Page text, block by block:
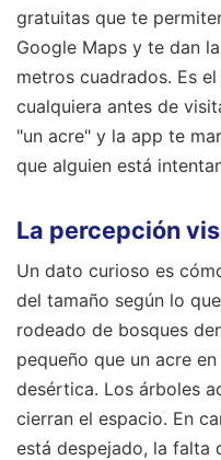
gratuitas que te
Google Maps y te dan
metros cuadrados. Es
cualquiera antes de
"un acre" y la app te
que alguien está
La percepción
Un dato curioso es
del tamaño según lo
rodeado de bosques
pequeño que un acre
desértica. Los árboles
cierran el espacio. En
está despejado, la falta